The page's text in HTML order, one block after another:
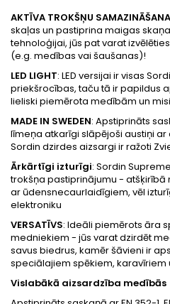
AKTĪVA TROKŠŅU SAMAZINĀŠANA
skaļas un pastiprina maigas
tehnoloģijai, jūs pat varat
(e.g. medības vai šaušanas)!
LED LIGHT: LED versijai ir visas
priekšrocības, taču tā ir papildus
lieliski piemērota medībām un
MADE IN SWEDEN: Apstiprināts
līmeņa atkarīgi slāpējoši austiņi
Sordin dzirdes aizsargi ir ražoti
Ārkārtīgi izturīgi: Sordin
trokšņa pastiprinājumu -
ar ūdensnecaurlaidīgiem, vēl
elektroniku
VERSATĪVS: Ideāli piemērots āra
medniekiem - jūs varat dzirdēt
savus biedrus, kamēr šāvieni ir
speciālajiem spēkiem, karavīriem
Vislabākā aizsardzība medībās